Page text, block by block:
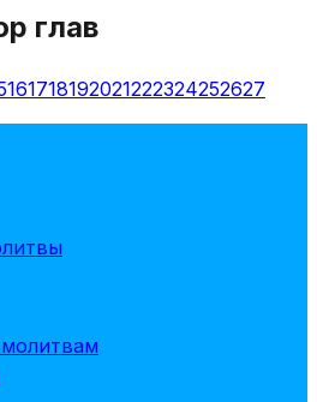
глав
161718192021222324252627